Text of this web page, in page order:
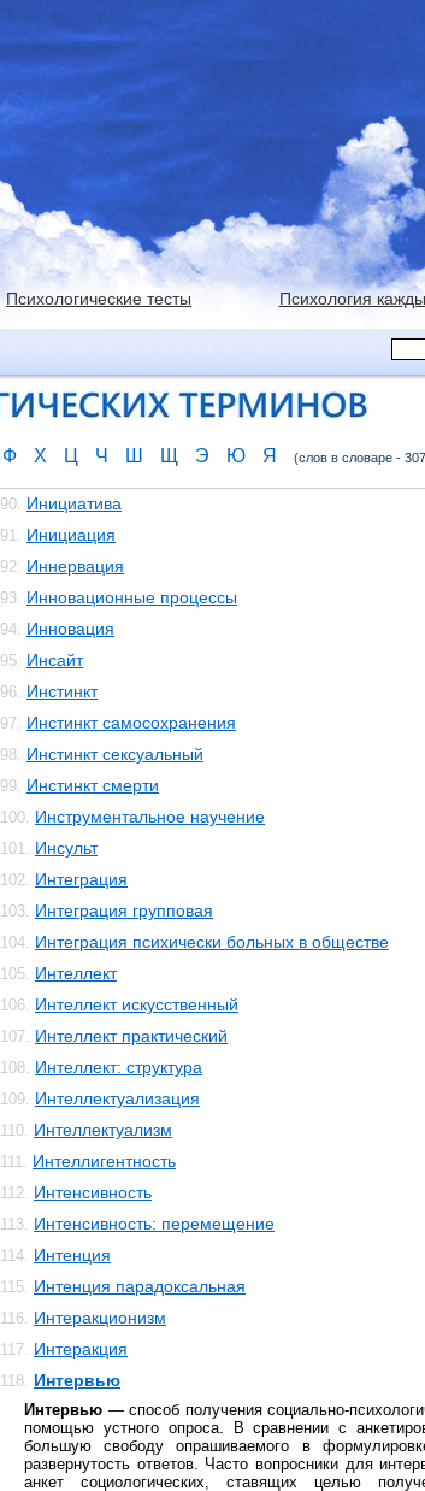
Психологические тесты Психология
Ф Х Ц Ч Ш Щ Э Ю Я (слов в словаре -
90. Инициатива
91. Инициация
92. Иннервация
93. Инновационные процессы
94. Инновация
95. Инсайт
96. Инстинкт
97. Инстинкт самосохранения
98. Инстинкт сексуальный
99. Инстинкт смерти
100. Инструментальное научение
101. Инсульт
102. Интеграция
103. Интеграция групповая
104. Интеграция психически больных в обществе
105. Интеллект
106. Интеллект искусственный
107. Интеллект практический
108. Интеллект: структура
109. Интеллектуализация
110. Интеллектуализм
111. Интеллигентность
112. Интенсивность
113. Интенсивность: перемещение
114. Интенция
115. Интенция парадоксальная
116. Интеракционизм
117. Интеракция
118. Интервью
Интервью — способ получения социально-
помощью устного опроса. В сравнении с
большую свободу опрашиваемого в
развернутость ответов. Часто вопросники для
анкет социологических, ставящих целью